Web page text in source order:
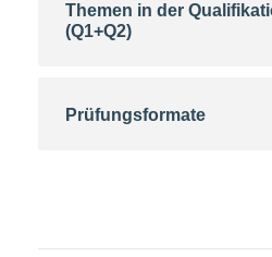
Themen in der
(Q1+Q2)
Prüfungsformate